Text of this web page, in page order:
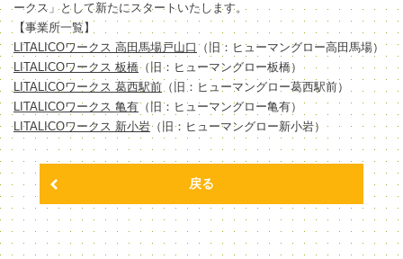
ークス」として新たにスタートいたします。
【事業所一覧】
LITALICOワークス 高田馬場戸山口 （旧：ヒューマングロー高田馬場）
LITALICOワークス 板橋（旧：ヒューマングロー板橋）
LITALICOワークス 葛西駅前 （旧：ヒューマングロー葛西駅前）
LITALICOワークス 亀有（旧：ヒューマングロー亀有）
LITALICOワークス 新小岩（旧：ヒューマングロー新小岩）
戻る